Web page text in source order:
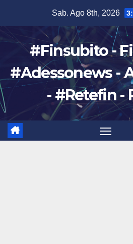
contenuto
Sab. Ago 8th, 2026
#Finsubito -
#Adessonews -
- #Retefin -